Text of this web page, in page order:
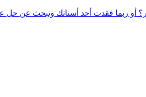
أو ربما فقدت أحد أسنانك وتبحث عن حل